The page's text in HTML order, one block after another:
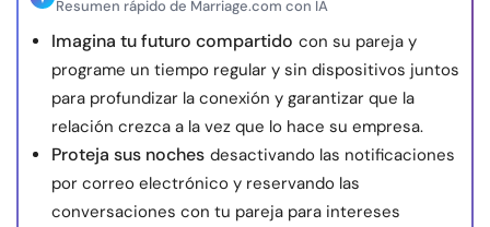
Resumen rápido de Marriage.com con IA
Imagina tu futuro compartido con su pareja y
programe un tiempo regular y sin dispositivos juntos
para profundizar la conexión y garantizar que la
relación crezca a la vez que lo hace su empresa.
Proteja sus noches desactivando las notificaciones
por correo electrónico y reservando las
conversaciones con tu pareja para intereses